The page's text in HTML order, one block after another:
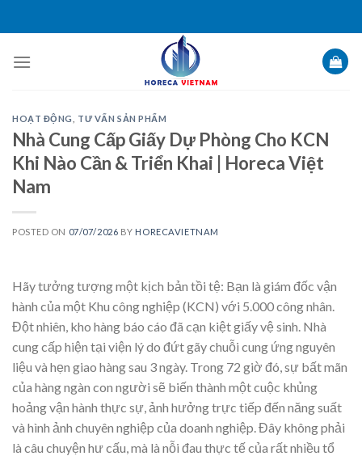
to
HOẠT ĐỘNG TƯ VẤN SẢN PHẨM
Nhà Cung Cấp Giấy Dự Phòng Cho KCN
Khi Nào Cần & Triển Khai | Horeca Việt
Nam
POSTED ON 07/07/2026 BY HORECAVIETNAM
Hãy tưởng tượng một kịch bản tồi tệ: Bạn là giám đốc vận
hành của một Khu công nghiệp (KCN) với 5.000 công nhân.
Đột nhiên, kho hàng báo cáo đã cạn kiệt giấy vệ sinh. Nhà
cung cấp hiện tại viện lý do đứt gãy chuỗi cung ứng nguyên
liệu và hẹn giao hàng sau 3 ngày. Trong 72 giờ đó, sự bất mãn
của hàng ngàn con người sẽ biến thành một cuộc khủng
hoảng vận hành thực sự, ảnh hưởng trực tiếp đến năng suất
và hình ảnh chuyên nghiệp của doanh nghiệp. Đây không phải
là câu chuyện hư cấu, mà là nỗi đau thực tế của rất nhiều tổ